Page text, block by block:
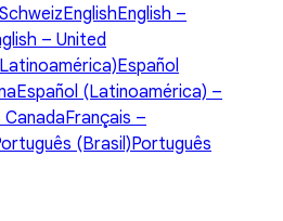
EnglishEnglish –
– United
Español
Español (Latinoamérica) –
Français –
(Brasil)Português